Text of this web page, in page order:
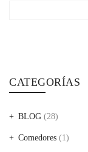
CATEGORÍAS
BLOG (28)
Comedores (1)